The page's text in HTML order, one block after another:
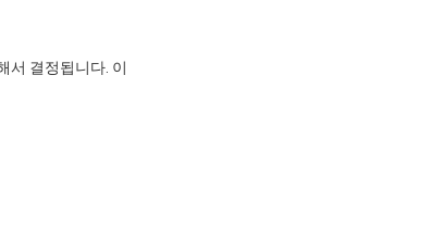
서 결정됩니다. 이